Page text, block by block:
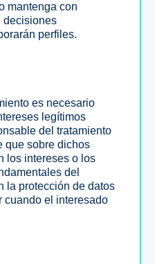
mantenga con
decisiones
perfiles.
es necesario
legítimos
del tratamiento
que sobre dichos
los intereses o los
del
la protección de datos
cuando el interesado